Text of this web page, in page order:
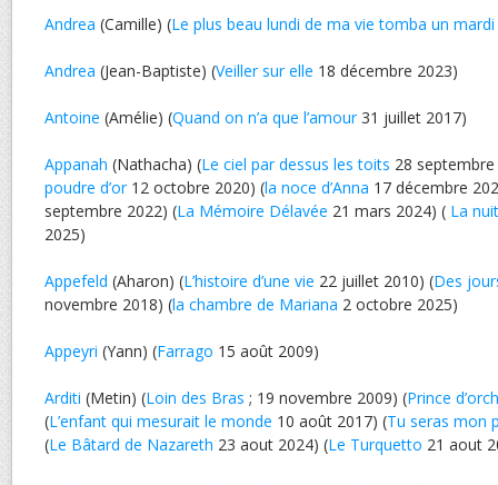
Andrea (Camille) (Le plus beau lundi de ma vie tomba un mardi
Andrea (Jean-Baptiste) (Veiller sur elle 18 décembre 2023)
Antoine (Amélie) (Quand on n’a que l’amour 31 juillet 2017)
Appanah (Nathacha) (Le ciel par dessus les toits 28
poudre d’or12 octobre 2020) (la noce d’Anna 17 décembre
septembre 2022) (La Mémoire Délavée 21 mars 2024) ( La
2025)
Appefeld (Aharon) (L’histoire d’une vie 22 juillet 2010) (Des
novembre 2018) (la chambre de Mariana 2 octobre 2025)
Appeyri (Yann) (Farrago 15 août 2009)
Arditi (Metin) (Loin des Bras ; 19 novembre 2009) (Prince
(L’enfant qui mesurait le monde 10 août 2017) (Tu seras mon
(Le Bâtard de Nazareth 23 aout 2024) (Le Turquetto 21 aout